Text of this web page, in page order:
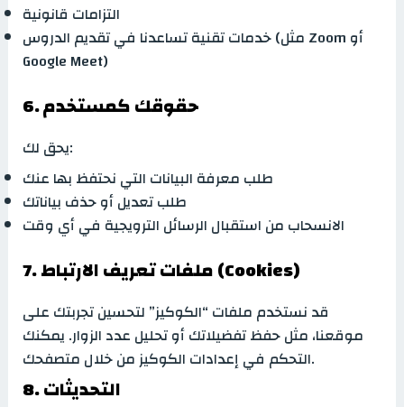
التزامات قانونية
خدمات تقنية تساعدنا في تقديم الدروس (مثل Zoom أو
Google Meet)
6. حقوقك كمستخدم
يحق لك:
طلب معرفة البيانات التي نحتفظ بها عنك
طلب تعديل أو حذف بياناتك
الانسحاب من استقبال الرسائل الترويجية في أي وقت
7. ملفات تعريف الارتباط (Cookies)
قد نستخدم ملفات “الكوكيز” لتحسين تجربتك على
موقعنا، مثل حفظ تفضيلاتك أو تحليل عدد الزوار. يمكنك
التحكم في إعدادات الكوكيز من خلال متصفحك.
8. التحديثات